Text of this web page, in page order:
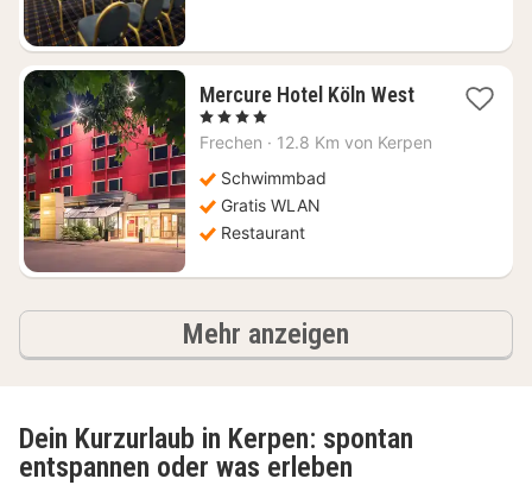
Mercure Hotel Köln West1
ab
, 4 Sterne
Frechen · 12.8 Km von Kerpen
Schwimmbad
Gratis WLAN
Restaurant
Mehr anzeigen
Dein Kurzurlaub in Kerpen: spontan
entspannen oder was erleben